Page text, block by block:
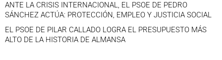
ANTE LA CRISIS INTERNACIONAL, EL PSOE DE PEDRO
SÁNCHEZ ACTÚA: PROTECCIÓN, EMPLEO Y JUSTICIA SOCIAL
EL PSOE DE PILAR CALLADO LOGRA EL PRESUPUESTO MÁS
ALTO DE LA HISTORIA DE ALMANSA